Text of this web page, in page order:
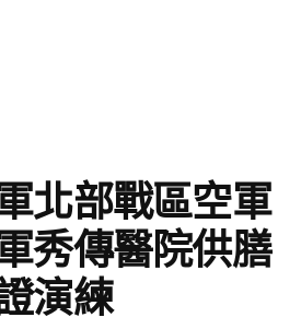
北部戰區空軍
秀傳醫院供膳
演練